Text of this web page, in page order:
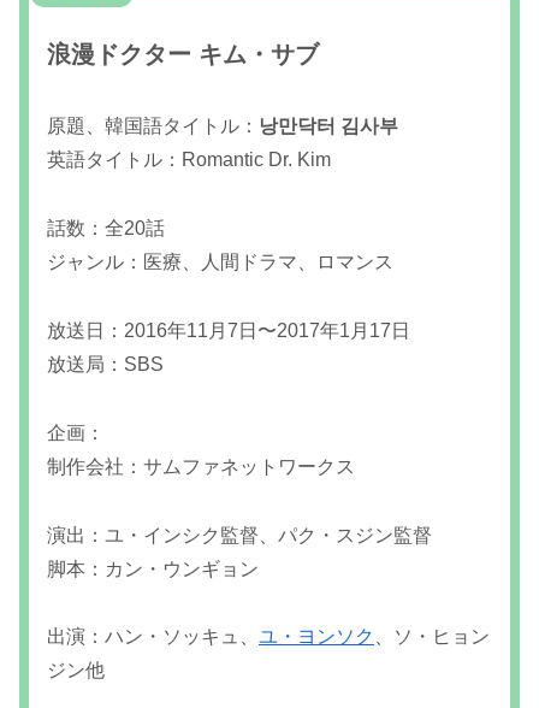
浪漫ドクター キム・サブ
原題、韓国語タイトル： 낭만닥터 김사부
英語タイトル：Romantic Dr. Kim
話数：全20話
ジャンル：医療、人間ドラマ、ロマンス
放送日：2016年11月7日〜2017年1月17日
放送局：SBS
企画：
制作会社：サムファネットワークス
演出：ユ・インシク監督、パク・スジン監督
脚本：カン・ウンギョン
出演：ハン・ソッキュ、 ユ・ヨンソク
、ソ・ヒョン
ジン他